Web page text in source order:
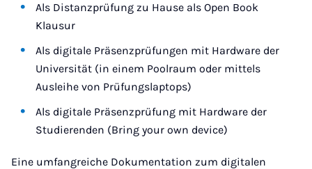
Als Distanzprüfung zu Hause als Open Book
Klausur
Als digitale Präsenzprüfungen mit Hardware der
Universität (in einem Poolraum oder mittels
Ausleihe von Prüfungslaptops)
Als digitale Präsenzprüfung mit Hardware der
Studierenden (Bring your own device)
Eine umfangreiche Dokumentation zum digitalen